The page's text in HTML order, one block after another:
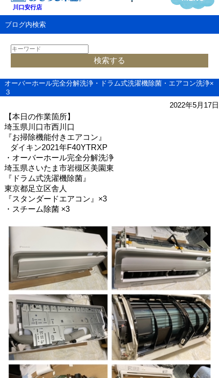
川口安行店
ブログ内検索
オーバーホール完全分解洗浄・ドラム式洗濯機除菌・エアコン洗浄×
３
2022年5月17日
【本日の作業箇所】
埼玉県川口市西川口
『お掃除機能付きエアコン』
ダイキン2021年F40YTRXP
・オーバーホール完全分解洗浄
埼玉県さいたま市岩槻区美園東
『ドラム式洗濯機除菌』
東京都足立区舎人
『スタンダードエアコン』 ×3
・スチーム除菌×3